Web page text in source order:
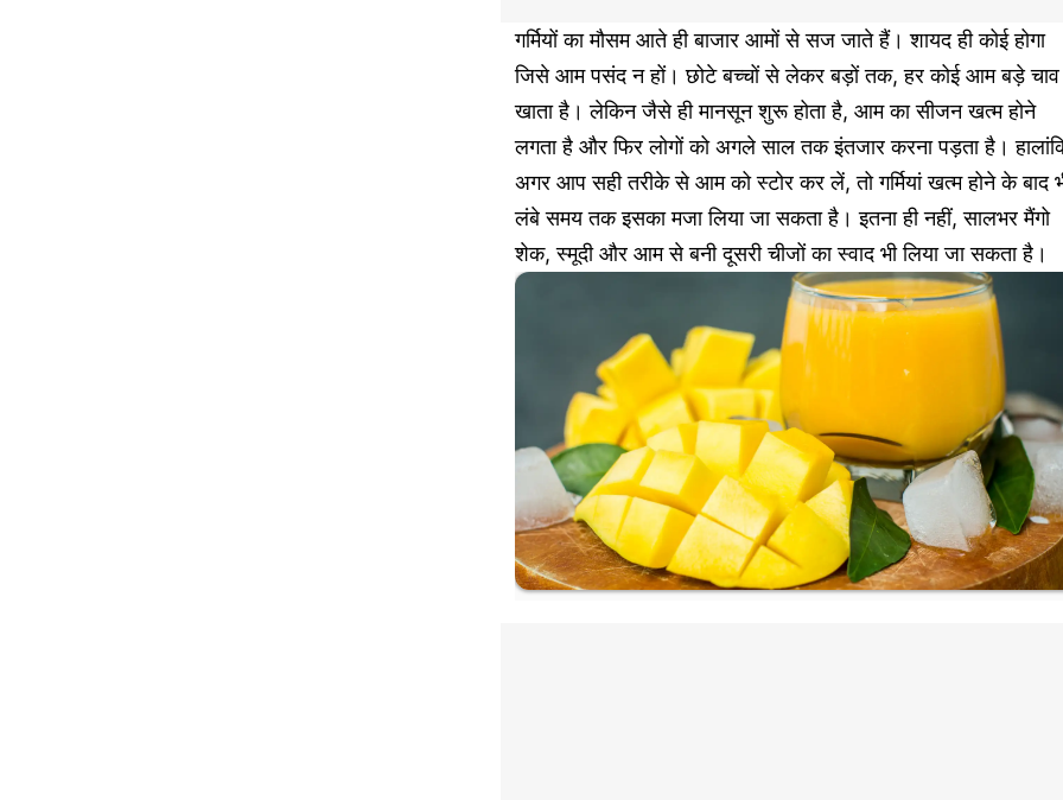
गर्मियों का मौसम आते ही बाजार आमों से सज जाते हैं। शायद ही कोई होगा
जिसे आम पसंद न हों। छोटे बच्चों से लेकर बड़ों तक, हर कोई आम बड़े
खाता है। लेकिन जैसे ही मानसून शुरू होता है, आम का सीजन खत्म होने
लगता है और फिर लोगों को अगले साल तक इंतजार करना पड़ता है।
अगर आप सही तरीके से आम को स्टोर कर लें, तो गर्मियां खत्म होने के बाद
लंबे समय तक इसका मजा लिया जा सकता है। इतना ही नहीं, सालभर मैंगो
शेक, स्मूदी और आम से बनी दूसरी चीजों का स्वाद भी लिया जा सकता है।